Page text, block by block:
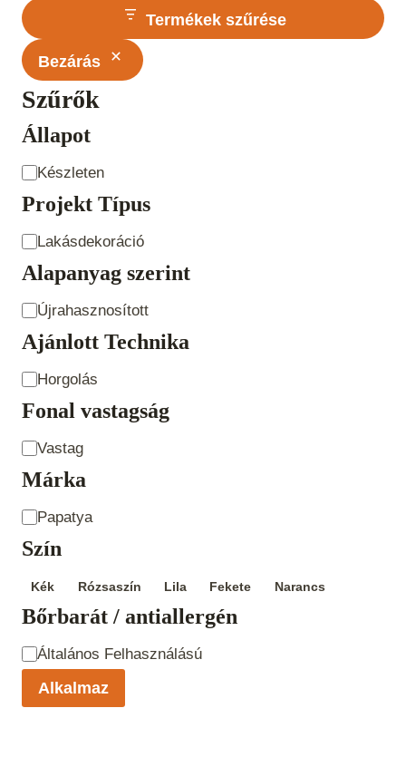
Termékek szűrése
Bezárás
Szűrők
Állapot
Állapot
Készleten
Projekt Típus
Projekt
Típus
Lakásdekoráció
Alapanyag szerint
Alapanyag
szerint
Újrahasznosított
Ajánlott Technika
Ajánlott
Technika
Horgolás
Fonal vastagság
Fonal
vastagság
Vastag
Márka
Product
Brand
Papatya
Szín
Szín
Kék Rózsaszín Lila Fekete Narancs
Bőrbarát / antiallergén
Bőrbarát /
Általános Felhasználású
Alkalmaz